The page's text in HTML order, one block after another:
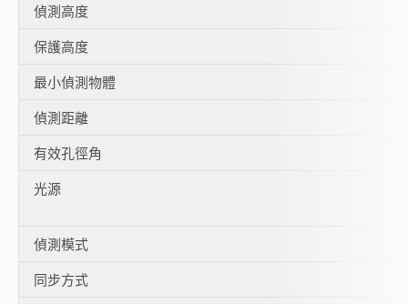
偵測高度
保護高度
最小偵測物體
偵測距離
有效孔徑角
光源
偵測模式
同步方式